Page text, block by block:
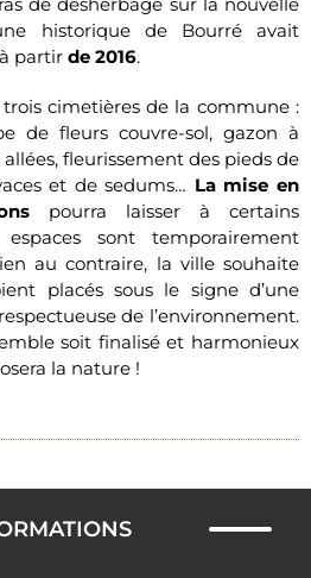
historique de Bourré avait
partir de 2016.
cimetières de la commune :
de fleurs couvre-sol, gazon à
fleurissement des pieds de
et de sedums… La mise en
pourra laisser à certains
sont temporairement
au contraire, la ville souhaite
placés sous le signe d’une
de l’environnement.
soit finalisé et harmonieux
la nature !